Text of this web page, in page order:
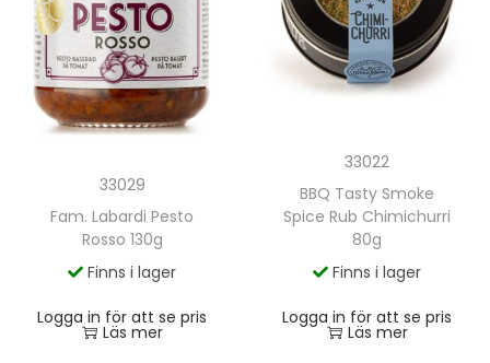
33029
Fam. Labardi Pesto
Rosso 130g
Finns i lager
Logga in för att se pris
Läs mer
33022
BBQ Tasty Smoke
Spice Rub Chimichurri
80g
Finns i lager
Logga in för att se pris
Läs mer